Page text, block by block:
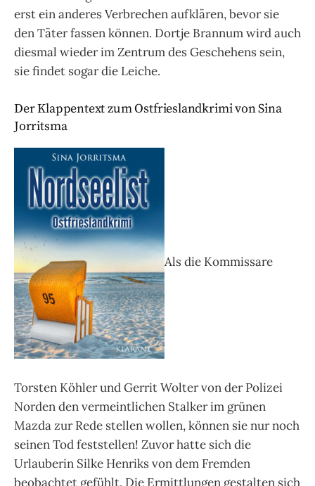
erst ein anderes Verbrechen aufklären, bevor sie
den Täter fassen können. Dortje Brannum wird auch
diesmal wieder im Zentrum des Geschehens sein,
sie findet sogar die Leiche.
Der Klappentext zum Ostfrieslandkrimi von Sina
Jorritsma
Als die Kommissare
Torsten Köhler und Gerrit Wolter von der Polizei
Norden den vermeintlichen Stalker im grünen
Mazda zur Rede stellen wollen, können sie nur noch
seinen Tod feststellen! Zuvor hatte sich die
Urlauberin Silke Henriks von dem Fremden
beobachtet gefühlt. Die Ermittlungen gestalten sich